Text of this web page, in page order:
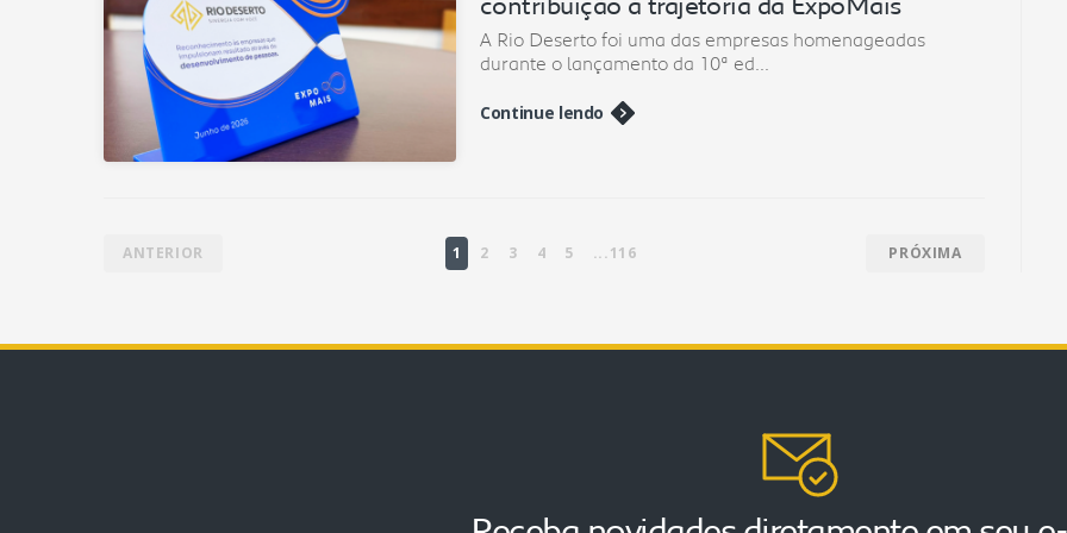
contribuição à trajetória da ExpoMais
A Rio Deserto foi uma das empresas homenageadas
durante o lançamento da 10ª ed...
Continue lendo
ANTERIOR 1 2 3 4 5 ...116 PRÓXIMA